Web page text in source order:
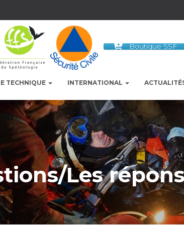
Boutique SSF
TECHNIQUE INTERNATIONAL
Les